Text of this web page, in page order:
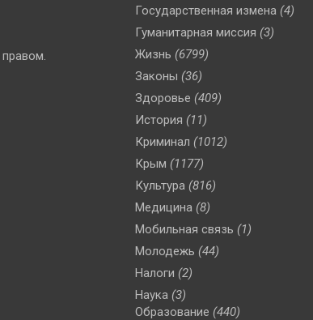
Государственная измена (4)
Гуманитарная миссия (3)
Жизнь (6799)
Законы (36)
Здоровье (409)
История (11)
Криминал (1012)
Крым (1177)
Культура (816)
Медицина (8)
Мобильная связь (1)
Молодежь (44)
Налоги (2)
Наука (3)
Образование (440)